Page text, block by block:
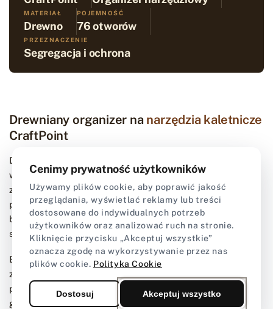
MATERIAŁ
Drewno
POJEMNOŚĆ
76 otworów
PRZEZNACZENIE
Segregacja i ochrona
Drewniany organizer na narzędzia kaletnicze
CraftPoint
Drewniany organizer to kluczowy element
wyposażenia każdej pracowni kaletniczej. Model
zaprojektowany przez CraftPoint umożliwia
przejrzystą segregację narzędzi, gwarantując do nich
błyskawiczny dostęp podczas realizacji projektów ze
skóry.
Blok roboczy wyposażono w 76 otworów o
zróżnicowanych średnicach. Pozwala to na stabilne
przechowywanie zarówno stempli, jak i narzędzi z
grubszymi rękojeściami. Odpowiednia organizacja
Cenimy prywatność użytkowników
Używamy plików cookie, aby poprawić jakość
przeglądania, wyświetlać reklamy lub treści
dostosowane do indywidualnych potrzeb
użytkowników oraz analizować ruch na stronie.
Kliknięcie przycisku „Akceptuj wszystkie”
oznacza zgodę na wykorzystywanie przez nas
plików cookie. Polityka Cookie
Dostosuj Akceptuj wszystko